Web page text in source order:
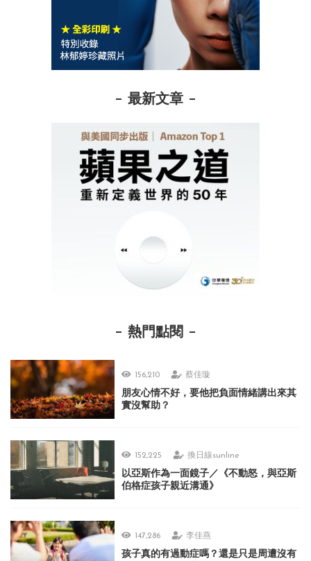
最新文章
熱門點閱
156,210 蔡佳璇
朋友心情不好，要他把負面情緒講出來其
實沒幫助？
152,225 換日線sunline
以亞斯作為一面鏡子／《不動怒，與亞斯
伯格症孩子親近溝通》
147,286 李佳燕
孩子真的有過動症嗎？還是只是周遭沒有